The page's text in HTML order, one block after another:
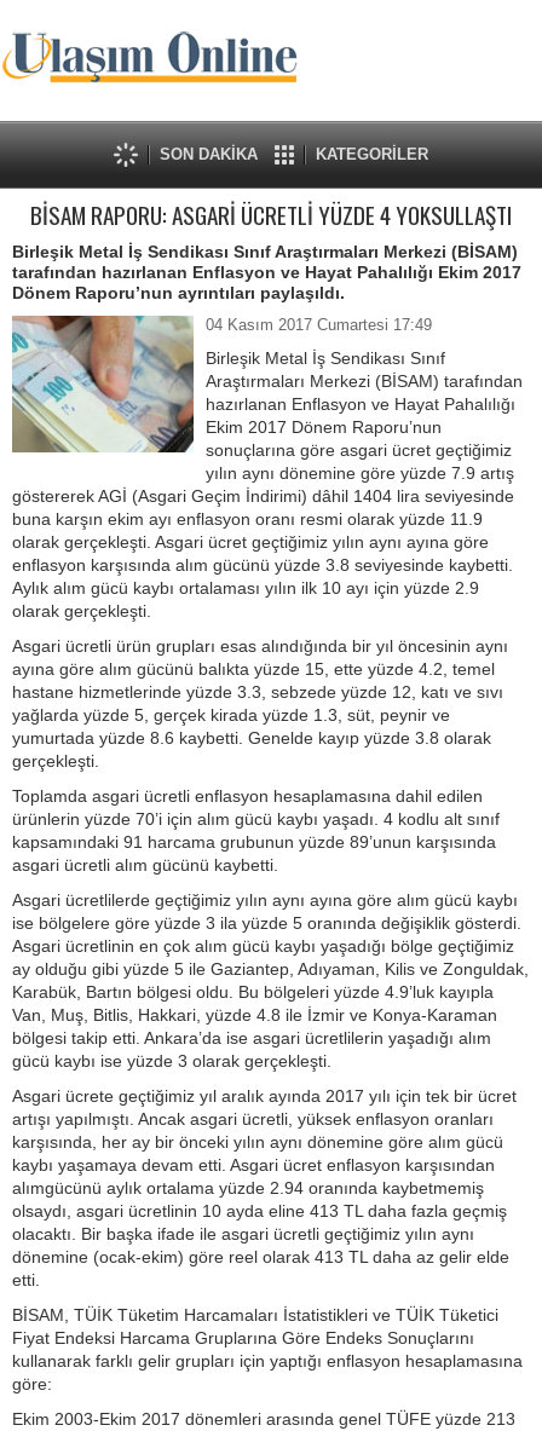
SON DAKİKA KATEGORİLER
BİSAM RAPORU: ASGARİ ÜCRETLİ YÜZDE 4 YOKSULLAŞTI
Birleşik Metal İş Sendikası Sınıf Araştırmaları Merkezi (BİSAM)
tarafından hazırlanan Enflasyon ve Hayat Pahalılığı Ekim 2017
Dönem Raporu’nun ayrıntıları paylaşıldı.
04 Kasım 2017 Cumartesi 17:49
Birleşik Metal İş Sendikası Sınıf
Araştırmaları Merkezi (BİSAM) tarafından
hazırlanan Enflasyon ve Hayat Pahalılığı
Ekim 2017 Dönem Raporu’nun
sonuçlarına göre asgari ücret geçtiğimiz
yılın aynı dönemine göre yüzde 7.9 artış
göstererek AGİ (Asgari Geçim İndirimi) dâhil 1404 lira seviyesinde
buna karşın ekim ayı enflasyon oranı resmi olarak yüzde 11.9
olarak gerçekleşti. Asgari ücret geçtiğimiz yılın aynı ayına göre
enflasyon karşısında alım gücünü yüzde 3.8 seviyesinde kaybetti.
Aylık alım gücü kaybı ortalaması yılın ilk 10 ayı için yüzde 2.9
olarak gerçekleşti.
Asgari ücretli ürün grupları esas alındığında bir yıl öncesinin aynı
ayına göre alım gücünü balıkta yüzde 15, ette yüzde 4.2, temel
hastane hizmetlerinde yüzde 3.3, sebzede yüzde 12, katı ve sıvı
yağlarda yüzde 5, gerçek kirada yüzde 1.3, süt, peynir ve
yumurtada yüzde 8.6 kaybetti. Genelde kayıp yüzde 3.8 olarak
gerçekleşti.
Toplamda asgari ücretli enflasyon hesaplamasına dahil edilen
ürünlerin yüzde 70’i için alım gücü kaybı yaşadı. 4 kodlu alt sınıf
kapsamındaki 91 harcama grubunun yüzde 89’unun karşısında
asgari ücretli alım gücünü kaybetti.
Asgari ücretlilerde geçtiğimiz yılın aynı ayına göre alım gücü kaybı
ise bölgelere göre yüzde 3 ila yüzde 5 oranında değişiklik gösterdi.
Asgari ücretlinin en çok alım gücü kaybı yaşadığı bölge geçtiğimiz
ay olduğu gibi yüzde 5 ile Gaziantep, Adıyaman, Kilis ve Zonguldak,
Karabük, Bartın bölgesi oldu. Bu bölgeleri yüzde 4.9’luk kayıpla
Van, Muş, Bitlis, Hakkari, yüzde 4.8 ile İzmir ve Konya-Karaman
bölgesi takip etti. Ankara’da ise asgari ücretlilerin yaşadığı alım
gücü kaybı ise yüzde 3 olarak gerçekleşti.
Asgari ücrete geçtiğimiz yıl aralık ayında 2017 yılı için tek bir ücret
artışı yapılmıştı. Ancak asgari ücretli, yüksek enflasyon oranları
karşısında, her ay bir önceki yılın aynı dönemine göre alım gücü
kaybı yaşamaya devam etti. Asgari ücret enflasyon karşısından
alımgücünü aylık ortalama yüzde 2.94 oranında kaybetmemiş
olsaydı, asgari ücretlinin 10 ayda eline 413 TL daha fazla geçmiş
olacaktı. Bir başka ifade ile asgari ücretli geçtiğimiz yılın aynı
dönemine (ocak-ekim) göre reel olarak 413 TL daha az gelir elde
etti.
BİSAM, TÜİK Tüketim Harcamaları İstatistikleri ve TÜİK Tüketici
Fiyat Endeksi Harcama Gruplarına Göre Endeks Sonuçlarını
kullanarak farklı gelir grupları için yaptığı enflasyon hesaplamasına
göre:
Ekim 2003-Ekim 2017 dönemleri arasında genel TÜFE yüzde 213